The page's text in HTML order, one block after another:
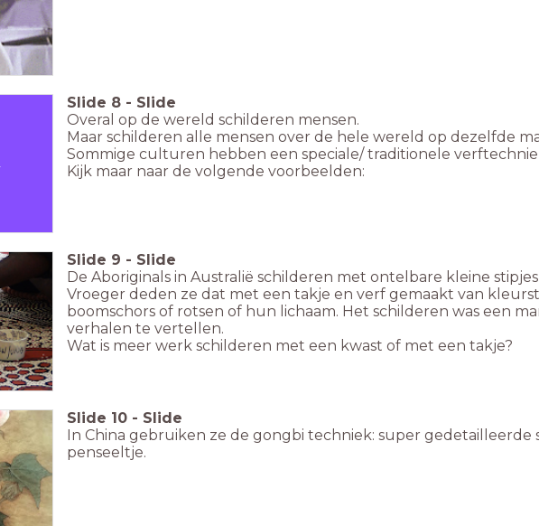
Slide 8 - Slide
Overal op de wereld schilderen mensen.
Maar schilderen alle mensen over de hele wereld op dezelfde
Sommige culturen hebben een speciale/ traditionele
Kijk maar naar de volgende voorbeelden:
Slide 9 - Slide
De Aboriginals in Australië schilderen met ontelbare kleine
Vroeger deden ze dat met een takje en verf gemaakt van
boomschors of rotsen of hun lichaam. Het schilderen was een
verhalen te vertellen.
Wat is meer werk schilderen met een kwast of met een takje?
Slide 10 - Slide
In China gebruiken ze de gongbi techniek: super
penseeltje.